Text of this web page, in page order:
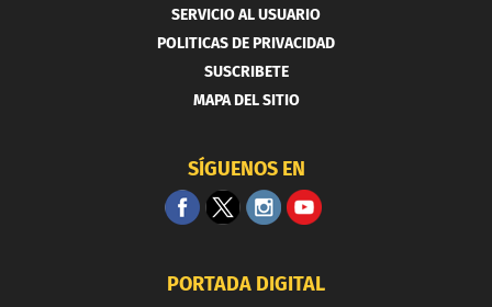
SERVICIO AL USUARIO
POLITICAS DE PRIVACIDAD
SUSCRIBETE
MAPA DEL SITIO
SÍGUENOS EN
PORTADA DIGITAL